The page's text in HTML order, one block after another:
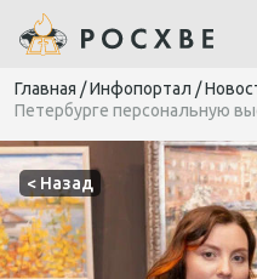
Главная /Инфопортал /
Петербурге персональную
< Назад